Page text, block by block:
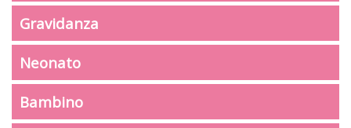
Gravidanza
Neonato
Bambino